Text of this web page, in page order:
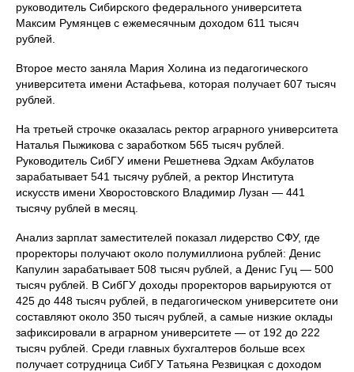
руководитель Сибирского федерального университета
Максим Румянцев с ежемесячным доходом 611 тысяч
рублей.
Второе место заняла Мария Холина из педагогического
университета имени Астафьева, которая получает 607 тысяч
рублей.
На третьей строчке оказалась ректор аграрного университета
Наталья Пыжикова с заработком 565 тысяч рублей.
Руководитель СибГУ имени Решетнева Эдхам Акбулатов
зарабатывает 541 тысячу рублей, а ректор Института
искусств имени Хворостовского Владимир Лузан — 441
тысячу рублей в месяц.
Анализ зарплат заместителей показал лидерство СФУ, где
проректоры получают около полумиллиона рублей: Денис
Капулин зарабатывает 508 тысяч рублей, а Денис Гуц — 500
тысяч рублей. В СибГУ доходы проректоров варьируются от
425 до 448 тысяч рублей, в педагогическом университете они
составляют около 350 тысяч рублей, а самые низкие оклады
зафиксировали в аграрном университете — от 192 до 222
тысяч рублей. Среди главных бухгалтеров больше всех
получает сотрудница СибГУ Татьяна Резвицкая с доходом